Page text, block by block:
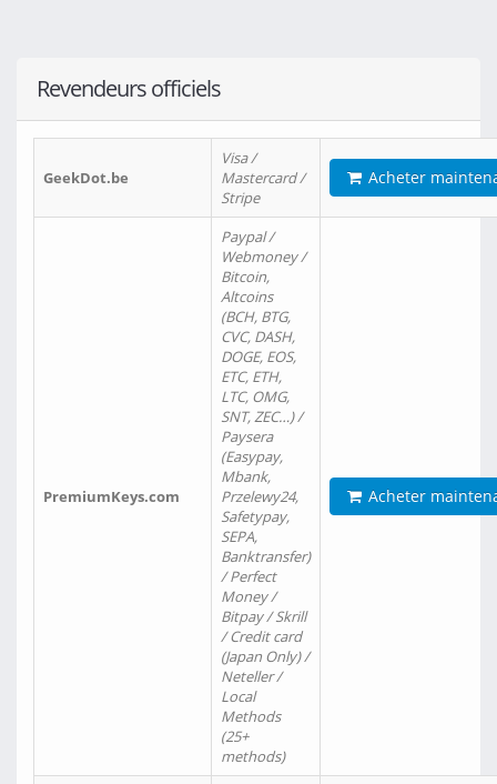
Revendeurs officiels
GeekDot.be
Visa /
Mastercard /
Stripe
Acheter
PremiumKeys.com
Paypal /
Webmoney /
Bitcoin,
Altcoins
(BCH, BTG,
CVC, DASH,
DOGE, EOS,
ETC, ETH,
LTC, OMG,
SNT, ZEC…) /
Paysera
(Easypay,
Mbank,
Przelewy24,
Safetypay,
SEPA,
Banktransfer)
/ Perfect
Money /
Bitpay / Skrill
/ Credit card
(Japan Only) /
Neteller /
Local
Methods
(25+
methods)
Acheter